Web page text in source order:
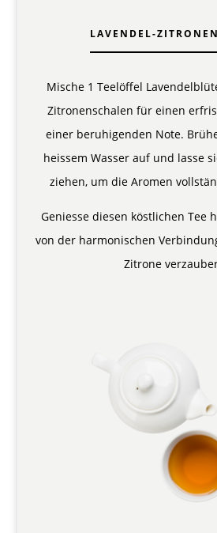
LAVENDEL-
Mische 1 Teelöffel
Zitronenschalen für einen
einer beruhigenden Note.
heissem Wasser auf und lasse
ziehen, um die Aromen
Geniesse diesen köstlichen Tee
von der harmonischen
Zitrone